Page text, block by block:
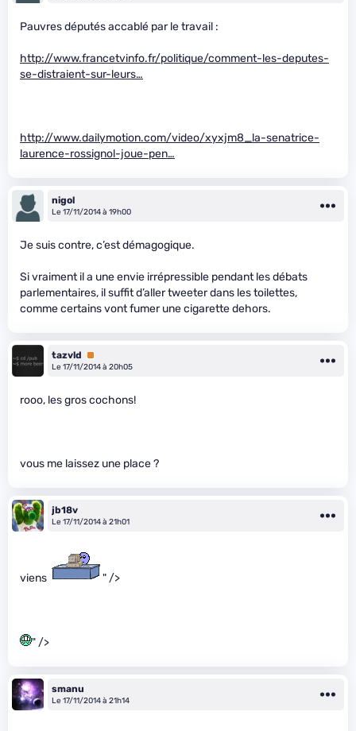
Pauvres députés accablé par le travail :
http://www.francetvinfo.fr/politique/comment-les-deputes-
se-distraient-sur-leurs…
http://www.dailymotion.com/video/xyxjm8_la-senatrice-
laurence-rossignol-joue-pen…
nigol
Le 17/11/2014 à 19h00
Je suis contre, c’est démagogique.
Si vraiment il a une envie irrépressible pendant les débats
parlementaires, il suffit d’aller tweeter dans les toilettes,
comme certains vont fumer une cigarette dehors.
tazvld
Premium
Le 17/11/2014 à 20h05
rooo, les gros cochons!
vous me laissez une place ?
jb18v
Le 17/11/2014 à 21h01
viens " />
" />
smanu
Le 17/11/2014 à 21h14